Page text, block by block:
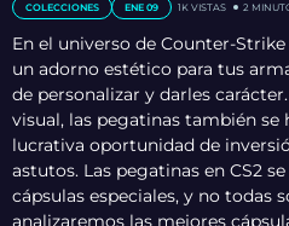
COLECCIONES ENE 09 1K VISTAS 2
En el universo de Counter-
un adorno estético para tus
de personalizar y darles
visual, las pegatinas también se
lucrativa oportunidad de
astutos. Las pegatinas en CS2
cápsulas especiales, y no todas
analizaremos las mejores